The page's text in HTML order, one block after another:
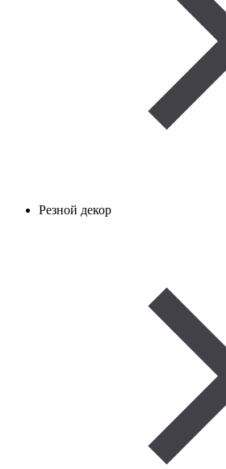
Резной декор